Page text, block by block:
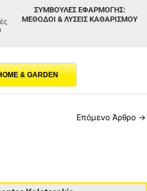
ΣΥΜΒΟΥΛΕΣ ΕΦΑΡΜΟΓΗΣ:
ΜΈΘΟΔΟΙ & ΛΎΣΕΙΣ ΚΑΘΑΡΙΣΜΟΎ
& GARDEN
Επόμενο Άρθρο →